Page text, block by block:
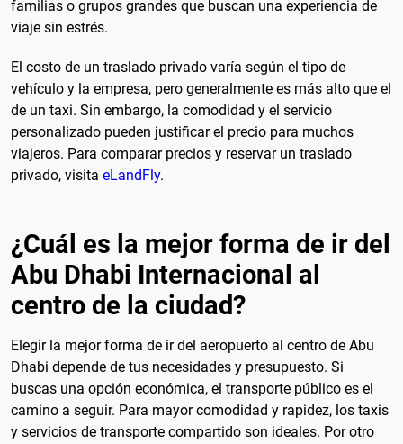
familias o grupos grandes que buscan una experiencia de
viaje sin estrés.
El costo de un traslado privado varía según el tipo de
vehículo y la empresa, pero generalmente es más alto que el
de un taxi. Sin embargo, la comodidad y el servicio
personalizado pueden justificar el precio para muchos
viajeros. Para comparar precios y reservar un traslado
privado, visita eLandFly.
¿Cuál es la mejor forma de ir del
Abu Dhabi Internacional al
centro de la ciudad?
Elegir la mejor forma de ir del aeropuerto al centro de Abu
Dhabi depende de tus necesidades y presupuesto. Si
buscas una opción económica, el transporte público es el
camino a seguir. Para mayor comodidad y rapidez, los taxis
y servicios de transporte compartido son ideales. Por otro